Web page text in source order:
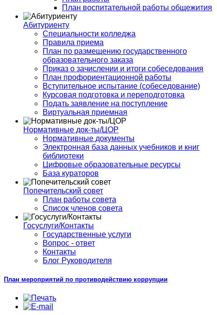
План воспитательной работы общежития
Абитуриенту
Специальности колледжа
Правила приема
План по размещению государственного
образовательного заказа
Приказ о зачислении и итоги собеседования
План профориентационной работы
Вступительное испытание (собеседование)
Курсовая подготовка и переподготовка
Подать заявление на поступление
Виртуальная приемная
Нормативные док-ты/ЦОР
Нормативные документы
Электронная база данных учебников и книг
библиотеки
Цифровые образовательные ресурсы
База кураторов
Попечительский совет
План работы совета
Список членов совета
Госуслуги/Контакты
Государственные услуги
Вопрос - ответ
Контакты
Блог Руководителя
План мероприятий по противодействию коррупции